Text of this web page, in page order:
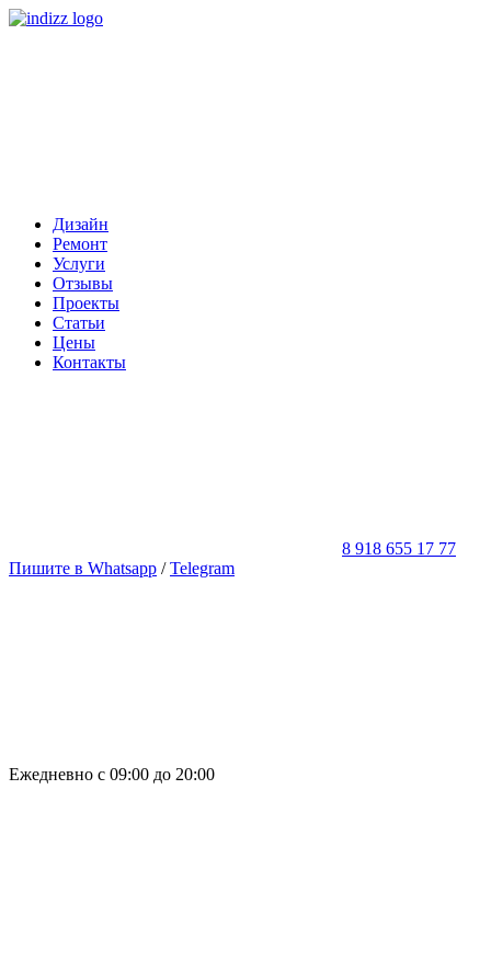
Дизайн
Ремонт
Услуги
Отзывы
Проекты
Статьи
Цены
Контакты
8 918 655 17 77
Пишите в Whatsapp /Telegram
Ежедневно с 09:00 до 20:00